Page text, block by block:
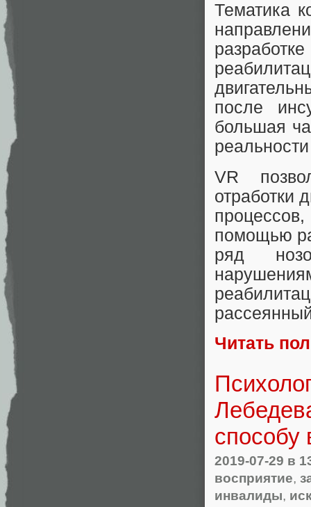
Тематика
после
большая
VR
отработки
помощью
ряд
Читать
способу
2019-07-29 в
восприятие,
инвалиды,